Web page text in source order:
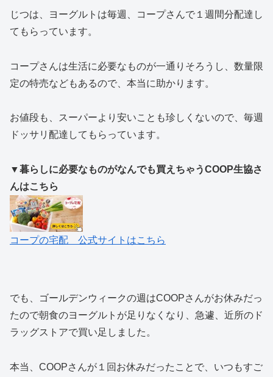
じつは、ヨーグルトは毎週、コープさんで１週間分配達し
てもらっています。
コープさんは生活に必要なものが一通りそろうし、数量限
定の特売などもあるので、本当に助かります。
お値段も、スーパーより安いことも珍しくないので、毎週
ドッサリ配達してもらっています。
▼暮らしに必要なものがなんでも買えちゃうCOOP生協さ
んはこちら
コープの宅配 公式サイトはこちら
でも、ゴールデンウィークの週はCOOPさんがお休みだっ
たので朝食のヨーグルトが足りなくなり、急遽、近所のド
ラッグストアで買い足しました。
本当、COOPさんが１回お休みだったことで、いつもすご